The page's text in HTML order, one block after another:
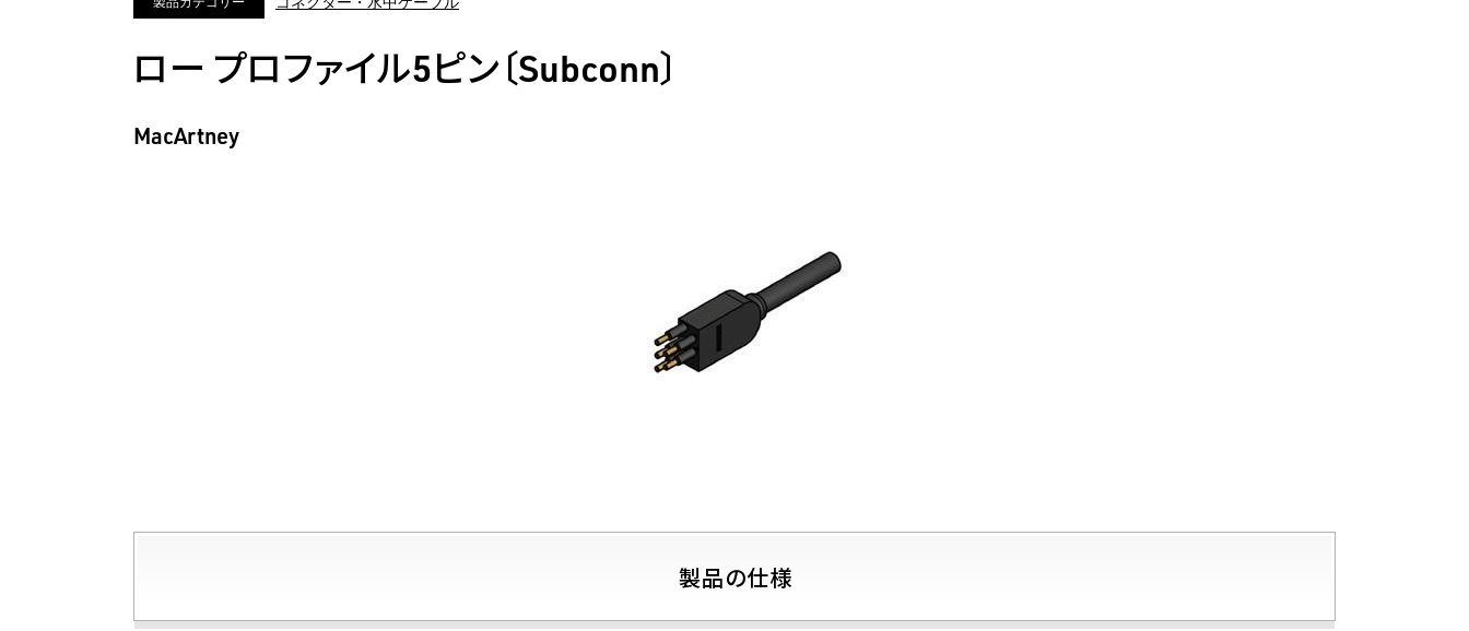
ロー プロファイル5ピン〔Subconn〕
MacArtney
製品の仕様